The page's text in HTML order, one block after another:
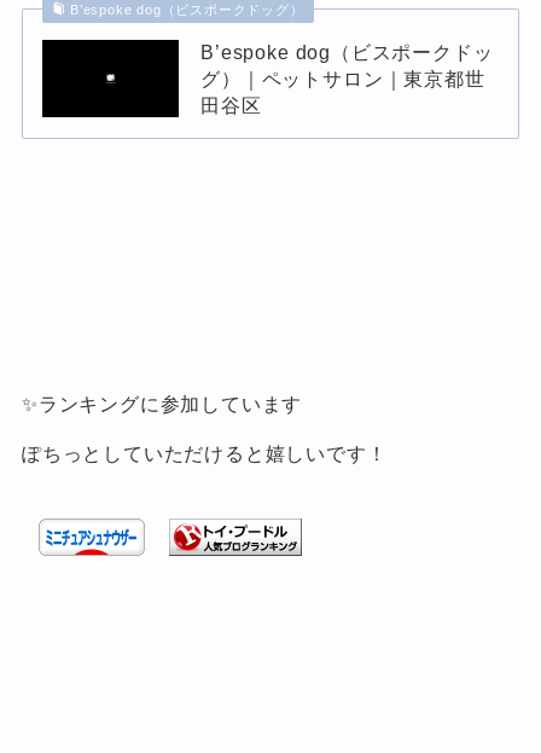
B’espoke dog（ビスポークドッグ）
B’espoke dog（ビスポークドッ
グ）｜ペットサロン｜東京都世
田谷区
✨ランキングに参加しています
ぽちっとしていただけると嬉しいです！